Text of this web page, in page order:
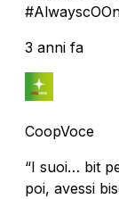
3 anni fa
CoopVoce
“I suoi… bit
poi, avessi